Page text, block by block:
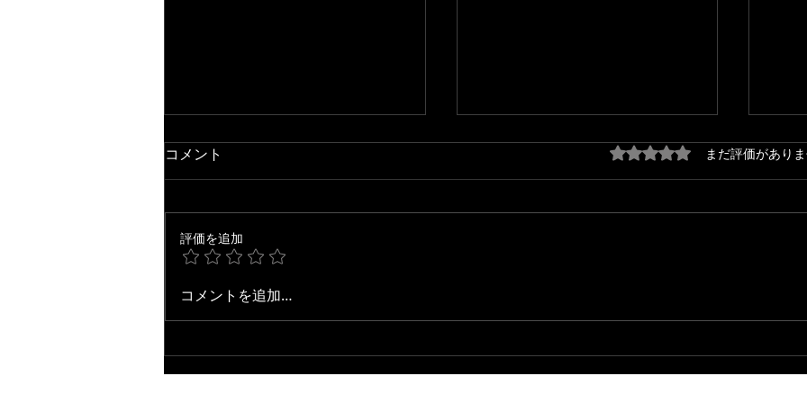
【ジャズ・アドリブ研究】
Jean de Fleur / Grant Green
開始！！
活動
💿🎉
コメント 5つ星のうち0と評価されて
まだ評価があり
評価を追加
コメントを追加…